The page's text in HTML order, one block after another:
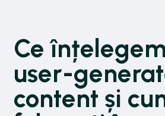
Ce
user-
content și